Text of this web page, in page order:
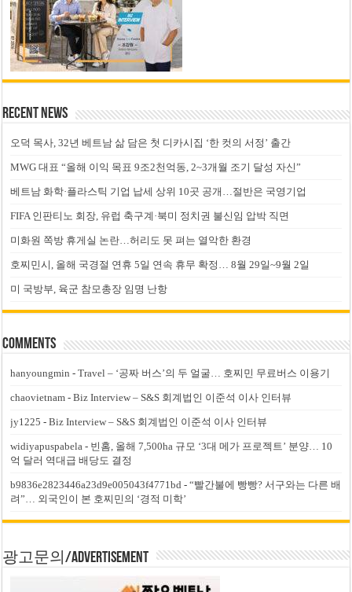
Recent News
오덕 목사, 32년 베트남 삶 담은 첫 디카시집 ‘한 컷의 서정’ 출간
MWG 대표 “올해 이익 목표 9조2천억동, 2~3개월 조기 달성 자신”
베트남 화학·플라스틱 기업 납세 상위 10곳 공개…절반은 국영기업
FIFA 인판티노 회장, 유럽 축구계·북미 정치권 불신임 압박 직면
미화원 쪽방 휴게실 논란…허리도 못 펴는 열악한 환경
호찌민시, 올해 국경절 연휴 5일 연속 휴무 확정… 8월 29일~9월 2일
미 국방부, 육군 참모총장 임명 난항
Comments
hanyoungmin -Travel – ‘공짜 버스’의 두 얼굴… 호찌민 무료버스 이용기
chaovietnam -Biz Interview – S&S 회계법인 이준석 이사 인터뷰
jy1225 -Biz Interview – S&S 회계법인 이준석 이사 인터뷰
widiyapuspabela - 빈홈, 올해 7,500ha 규모 ‘3대 메가 프로젝트’ 분양… 10
억 달러 역대급 배당도 결정
b9836e2823446a23d9e005043f4771bd -“빨간불에 빵빵? 서구와는 다른 배
려”… 외국인이 본 호찌민의 ‘경적 미학’
광고문의/Advertisement